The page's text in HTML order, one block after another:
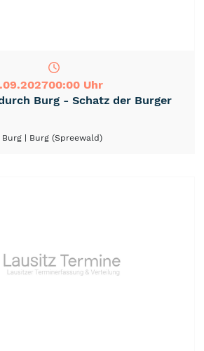
00:00 Uhr
Burg - Schatz der Burger
| Burg (Spreewald)